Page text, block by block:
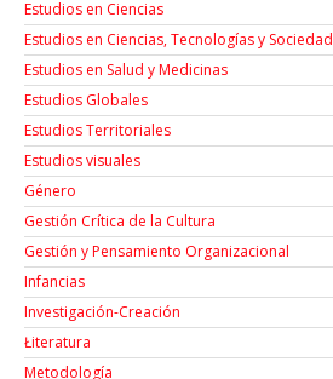
Estudios en Ciencias
Estudios en Ciencias, Tecnologías y Sociedad
Estudios en Salud y Medicinas
Estudios Globales
Estudios Territoriales
Estudios visuales
Género
Gestión Crítica de la Cultura
Gestión y Pensamiento Organizacional
Infancias
Investigación-Creación
Łiteratura
Metodología